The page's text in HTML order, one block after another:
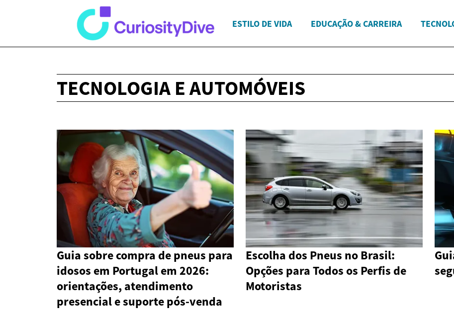
ESTILO DE VIDA EDUCAÇÃO & CARREIRA
TECNOLOGIA E AUTOMÓVEIS
Guia sobre compra de pneus para
idosos em Portugal em 2026:
orientações, atendimento
presencial e suporte pós-venda
Escolha dos Pneus no Brasil:
Opções para Todos os Perfis de
Motoristas